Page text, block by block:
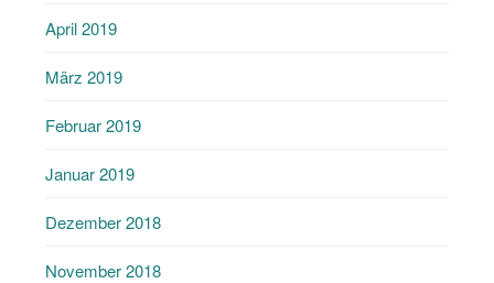
April 2019
März 2019
Februar 2019
Januar 2019
Dezember 2018
November 2018